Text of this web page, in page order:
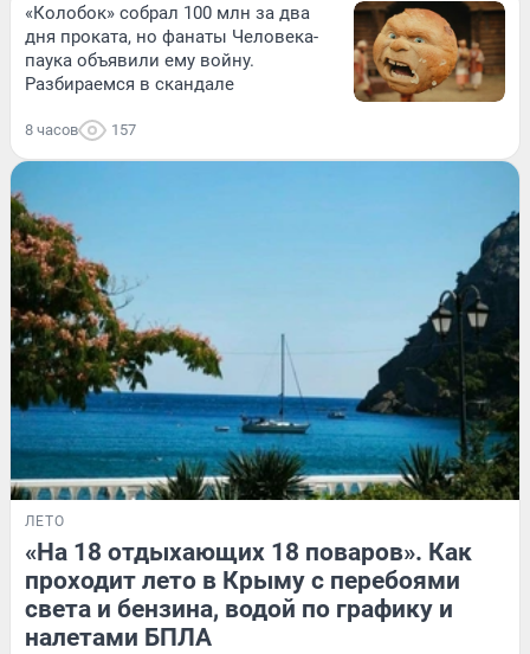
«Колобок» собрал 100 млн за два
дня проката, но фанаты Человека-
паука объявили ему войну.
Разбираемся в скандале
8 часов 157
ЛЕТО
«На 18 отдыхающих 18 поваров». Как
проходит лето в Крыму с перебоями
света и бензина, водой по графику и
налетами БПЛА